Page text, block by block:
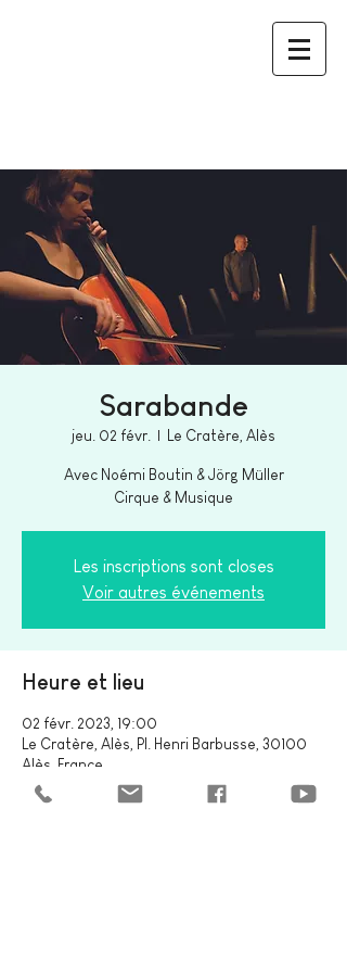
Sarabande
jeu. 02 févr.
  |
Le Cratère, Alès
Avec Noémi Boutin & Jörg Müller
Cirque & Musique
Les inscriptions sont closes
Voir autres événements
Heure et lieu
02 févr. 2023, 19:00
Le Cratère, Alès, Pl. Henri Barbusse, 30100
Alès, France